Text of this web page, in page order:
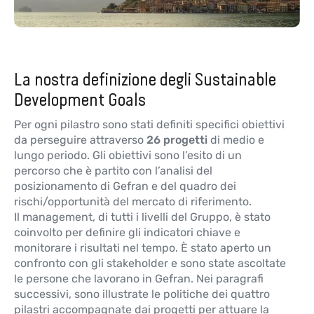
La nostra definizione degli Sustainable
Development Goals
Per ogni pilastro sono stati definiti specifici obiettivi
da perseguire attraverso 26 progetti di medio e
lungo periodo. Gli obiettivi sono l’esito di un
percorso che è partito con l’analisi del
posizionamento di Gefran e del quadro dei
rischi/opportunità del mercato di riferimento.
Il management, di tutti i livelli del Gruppo, è stato
coinvolto per definire gli indicatori chiave e
monitorare i risultati nel tempo. È stato aperto un
confronto con gli stakeholder e sono state ascoltate
le persone che lavorano in Gefran. Nei paragrafi
successivi, sono illustrate le politiche dei quattro
pilastri accompagnate dai progetti per attuare la